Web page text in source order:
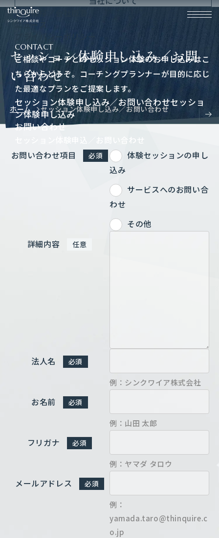
シンクワイア株式会社
代表挨拶
ニュー
バ ポ
CONTACT
ご相談やコーチとのセッション体験のお申し込みはこ
ちらからどうぞ。コーチングプランナーが目的に応じ
た最適なプランをご提案します。
セッション体験申し込み／お問い合わせセッショ
ン体験申し込み
お問い合わせ
セッション体験申込／お問い合わせ
セッション体験申し込み／お問
い合わせ
ホーム セッション体験申し込み／お問い合わせ
お問い合わせ項目 必須
体験セッションの申し
込み
サービスへのお問い合
わせ
その他
詳細内容
任意
法人名 必須
例：シンクワイア株式会社
お名前 必須
例：山田 太郎
フリガナ 必須
例：ヤマダ タロウ
メールアドレス 必須
例：
yamada.taro@thinquire.c
o.jp